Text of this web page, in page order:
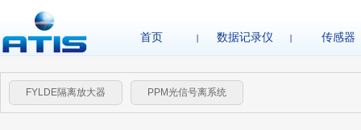
首页 数据记录仪 传感器
FYLDE隔离放大器 PPM光信号离系统